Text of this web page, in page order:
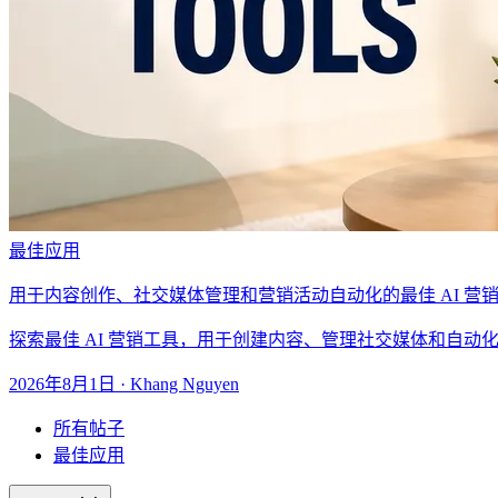
最佳应用
用于内容创作、社交媒体管理和营销活动自动化的最佳 AI 营
探索最佳 AI 营销工具，用于创建内容、管理社交媒体和自动
2026年8月1日 · Khang Nguyen
所有帖子
最佳应用